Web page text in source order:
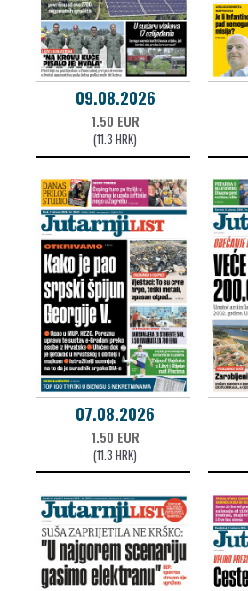
09.08.2026
1.50 EUR
(11.3 HRK)
07.08.2026
1.50 EUR
(11.3 HRK)